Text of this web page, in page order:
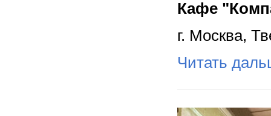
Кафе
г. Москва,
Читать